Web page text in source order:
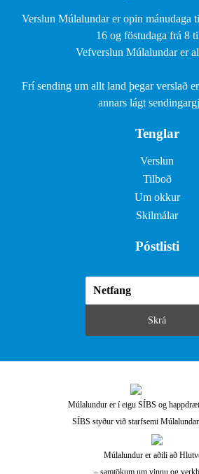
Verslun Múlalundar er opin mánudaga
16 og föstudaga frá 8
Vefverslun Múlalundar er
Frí sending um allt land þegar verslað
annars lágt
Tenglar
Verslun
Tilboð
Um okkur
Skilmálar
Póstlisti
Múlalundur er í eigu SÍBS og
SÍBS styður við starfsemi Múlalundar.
Múlalundur er aðili að